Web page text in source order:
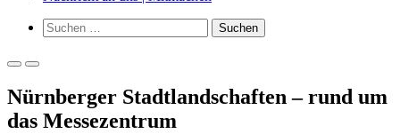
Such-
Formular
Suchen
nach:
Primäres
für
mobile
Geräte
Primäres
für
Nürnberger Stadtlandschaften – rund um
das Messezentrum